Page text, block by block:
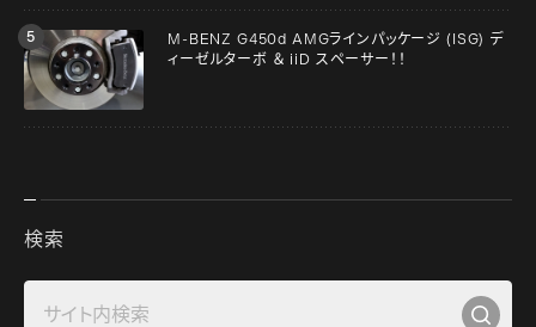
M-BENZ G450d AMGラインパッケージ (ISG) デ
ィーゼルターボ ＆ iiD スペーサー！！
検索